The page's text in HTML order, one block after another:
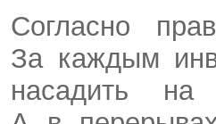
Согласно
За каждым
насадить